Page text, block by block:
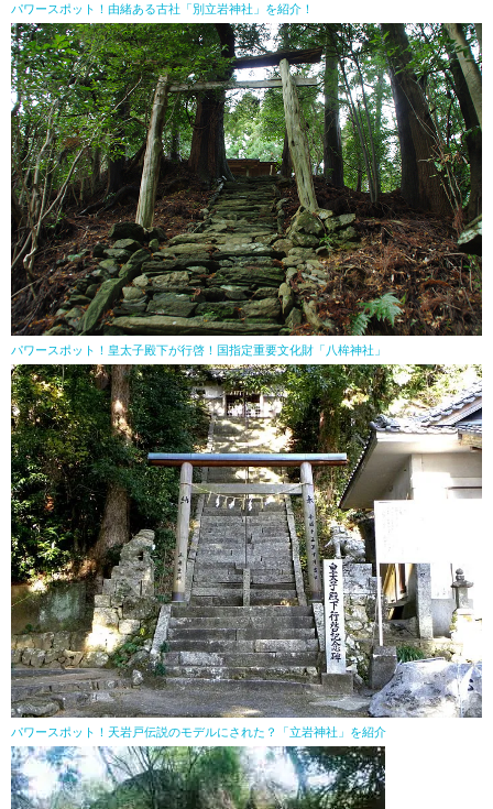
パワースポット！由緒ある古社「別立岩神社」を紹介！
パワースポット！皇太子殿下が行啓！国指定重要文化財「八桙神社」
パワースポット！天岩戸伝説のモデルにされた？「立岩神社」を紹介